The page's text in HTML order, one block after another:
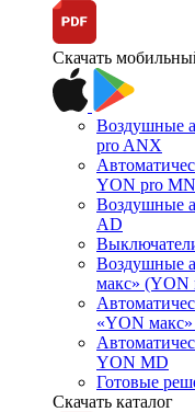
Скачать
Воздушные
pro ANX
YON pro
Воздушные
AD
Воздушные
макс» (YON
«YON
YON MD
Готовые
Скачать каталог